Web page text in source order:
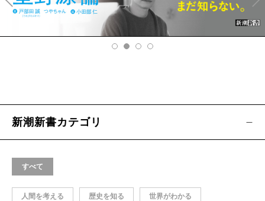
v
Ne
xt
新潮新書カテゴリ
すべて
人間を考える 歴史を知る 世界がわかる